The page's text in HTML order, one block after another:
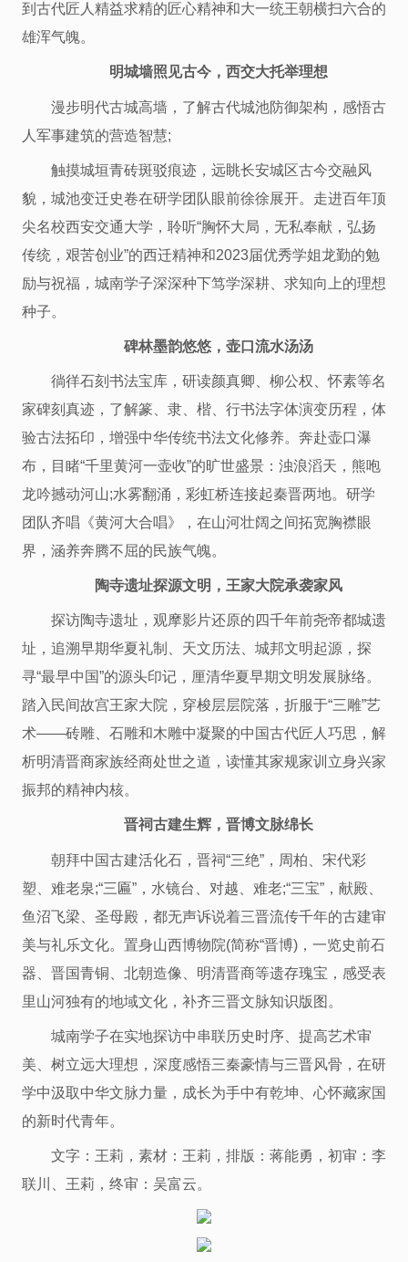
到古代匠人精益求精的匠心精神和大一统王朝横扫六合的
雄浑气魄。
明城墙照见古今，西交大托举理想
漫步明代古城高墙，了解古代城池防御架构，感悟古
人军事建筑的营造智慧;
触摸城垣青砖斑驳痕迹，远眺长安城区古今交融风
貌，城池变迁史卷在研学团队眼前徐徐展开。走进百年顶
尖名校西安交通大学，聆听“胸怀大局，无私奉献，弘扬
传统，艰苦创业”的西迁精神和2023届优秀学姐龙勤的勉
励与祝福，城南学子深深种下笃学深耕、求知向上的理想
种子。
碑林墨韵悠悠，壶口流水汤汤
徜徉石刻书法宝库，研读颜真卿、柳公权、怀素等名
家碑刻真迹，了解篆、隶、楷、行书法字体演变历程，体
验古法拓印，增强中华传统书法文化修养。奔赴壶口瀑
布，目睹“千里黄河一壶收”的旷世盛景：浊浪滔天，熊咆
龙吟撼动河山;水雾翻涌，彩虹桥连接起秦晋两地。研学
团队齐唱《黄河大合唱》，在山河壮阔之间拓宽胸襟眼
界，涵养奔腾不屈的民族气魄。
陶寺遗址探源文明，王家大院承袭家风
探访陶寺遗址，观摩影片还原的四千年前尧帝都城遗
址，追溯早期华夏礼制、天文历法、城邦文明起源，探
寻“最早中国”的源头印记，厘清华夏早期文明发展脉络。
踏入民间故宫王家大院，穿梭层层院落，折服于“三雕”艺
术——砖雕、石雕和木雕中凝聚的中国古代匠人巧思，解
析明清晋商家族经商处世之道，读懂其家规家训立身兴家
振邦的精神内核。
晋祠古建生辉，晋博文脉绵长
朝拜中国古建活化石，晋祠“三绝”，周柏、宋代彩
塑、难老泉;“三匾”，水镜台、对越、难老;“三宝”，献殿、
鱼沼飞梁、圣母殿，都无声诉说着三晋流传千年的古建审
美与礼乐文化。置身山西博物院(简称“晋博)，一览史前石
器、晋国青铜、北朝造像、明清晋商等遗存瑰宝，感受表
里山河独有的地域文化，补齐三晋文脉知识版图。
城南学子在实地探访中串联历史时序、提高艺术审
美、树立远大理想，深度感悟三秦豪情与三晋风骨，在研
学中汲取中华文脉力量，成长为手中有乾坤、心怀藏家国
的新时代青年。
文字：王莉，素材：王莉，排版：蒋能勇，初审：李
联川、王莉，终审：吴富云。